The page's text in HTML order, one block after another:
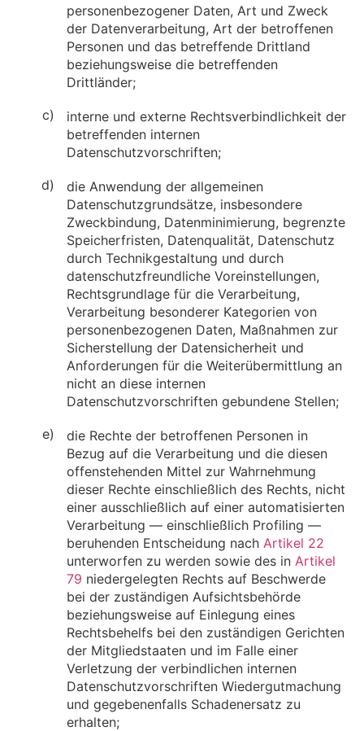
personenbezogener Daten, Art und Zweck
der Datenverarbeitung, Art der betroffenen
Personen und das betreffende Drittland
beziehungsweise die betreffenden
Drittländer;
c)
interne und externe Rechtsverbindlichkeit der
betreffenden internen
Datenschutzvorschriften;
d)
die Anwendung der allgemeinen
Datenschutzgrundsätze, insbesondere
Zweckbindung, Datenminimierung, begrenzte
Speicherfristen, Datenqualität, Datenschutz
durch Technikgestaltung und durch
datenschutzfreundliche Voreinstellungen,
Rechtsgrundlage für die Verarbeitung,
Verarbeitung besonderer Kategorien von
personenbezogenen Daten, Maßnahmen zur
Sicherstellung der Datensicherheit und
Anforderungen für die Weiterübermittlung an
nicht an diese internen
Datenschutzvorschriften gebundene Stellen;
e)
die Rechte der betroffenen Personen in
Bezug auf die Verarbeitung und die diesen
offenstehenden Mittel zur Wahrnehmung
dieser Rechte einschließlich des Rechts, nicht
einer ausschließlich auf einer automatisierten
Verarbeitung — einschließlich Profiling —
beruhenden Entscheidung nach Artikel 22
unterworfen zu werden sowie des in Artikel
79 niedergelegten Rechts auf Beschwerde
bei der zuständigen Aufsichtsbehörde
beziehungsweise auf Einlegung eines
Rechtsbehelfs bei den zuständigen Gerichten
der Mitgliedstaaten und im Falle einer
Verletzung der verbindlichen internen
Datenschutzvorschriften Wiedergutmachung
und gegebenenfalls Schadenersatz zu
erhalten;